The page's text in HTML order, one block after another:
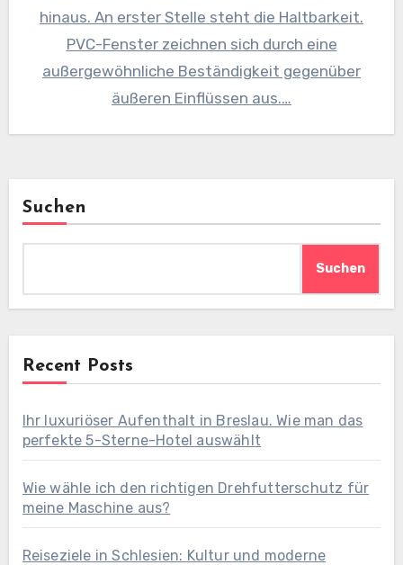
hinaus. An erster Stelle steht die Haltbarkeit.
PVC-Fenster zeichnen sich durch eine
außergewöhnliche Beständigkeit gegenüber
äußeren Einflüssen aus.…
Suchen
Suchen
Recent Posts
Ihr luxuriöser Aufenthalt in Breslau. Wie man das
perfekte 5-Sterne-Hotel auswählt
Wie wähle ich den richtigen Drehfutterschutz für
meine Maschine aus?
Reiseziele in Schlesien: Kultur und moderne